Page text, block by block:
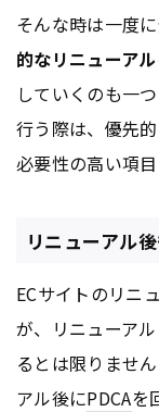
そんな時は一度
的なリニューアル
していくのも一
行う際は、優先
必要性の高い項
リニューアル
ECサイトのリニ
が、リニューア
るとは限りませ
アル後にPDCAを